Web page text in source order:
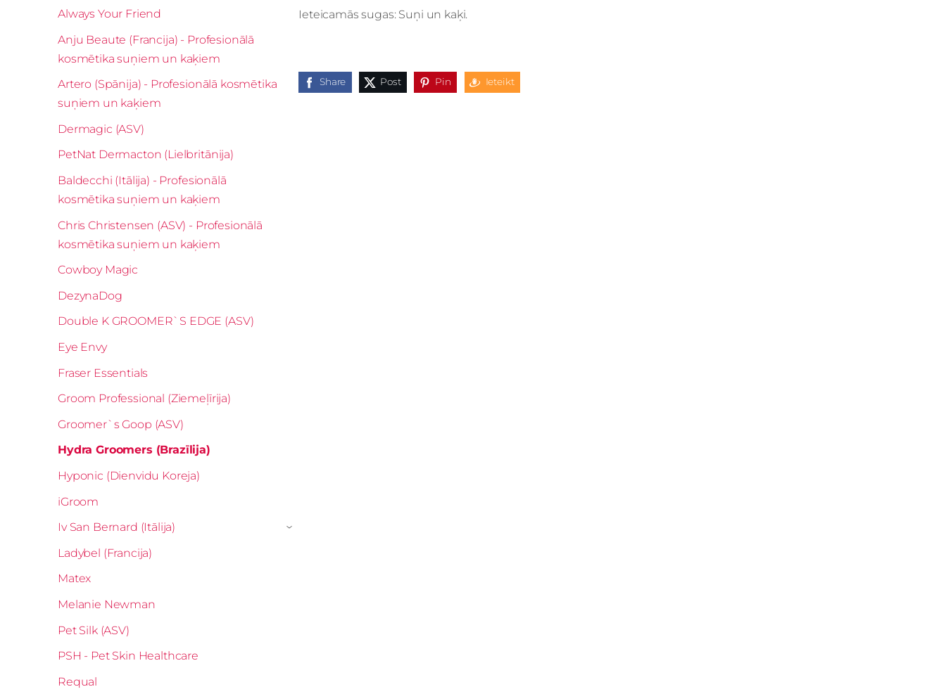
Always Your Friend
Anju Beaute (Francija) - Profesionālā
kosmētika suņiem un kaķiem
Artero (Spānija) - Profesionālā kosmētika
suņiem un kaķiem
Dermagic (ASV)
PetNat Dermacton (Lielbritānija)
Baldecchi (Itālija) - Profesionālā
kosmētika suņiem un kaķiem
Chris Christensen (ASV) - Profesionālā
kosmētika suņiem un kaķiem
Cowboy Magic
DezynaDog
Double K GROOMER`S EDGE (ASV)
Eye Envy
Fraser Essentials
Groom Professional (Ziemeļīrija)
Groomer`s Goop (ASV)
Hydra Groomers (Brazīlija)
Hyponic (Dienvidu Koreja)
iGroom
Iv San Bernard (Itālija)
›
Ladybel (Francija)
Matex
Melanie Newman
Pet Silk (ASV)
PSH - Pet Skin Healthcare
Requal
Ieteicamās sugas: Suņi un kaķi.
Share Post Pin Ieteikt